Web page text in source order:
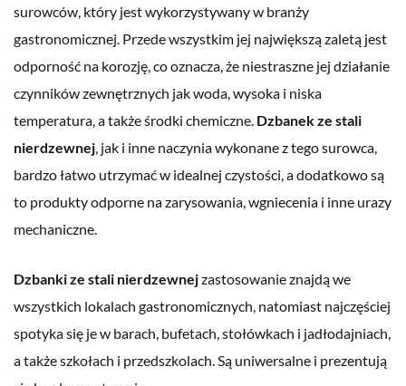
surowców, który jest wykorzystywany w branży
gastronomicznej. Przede wszystkim jej największą zaletą jest
odporność na korozję, co oznacza, że niestraszne jej działanie
czynników zewnętrznych jak woda, wysoka i niska
temperatura, a także środki chemiczne. Dzbanek ze stali
nierdzewnej, jak i inne naczynia wykonane z tego surowca,
bardzo łatwo utrzymać w idealnej czystości, a dodatkowo są
to produkty odporne na zarysowania, wgniecenia i inne urazy
mechaniczne.
Dzbanki ze stali nierdzewnejzastosowanie znajdą we
wszystkich lokalach gastronomicznych, natomiast najczęściej
spotyka się je w barach, bufetach, stołówkach i jadłodajniach,
a także szkołach i przedszkolach. Są uniwersalne i prezentują